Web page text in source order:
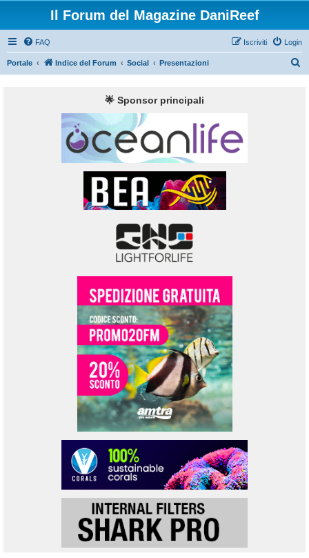
Il Forum del Magazine DaniReef
FAQ Login
Iscriviti
Portale Indice del Forum Social Presentazioni
🌟 Sponsor principali